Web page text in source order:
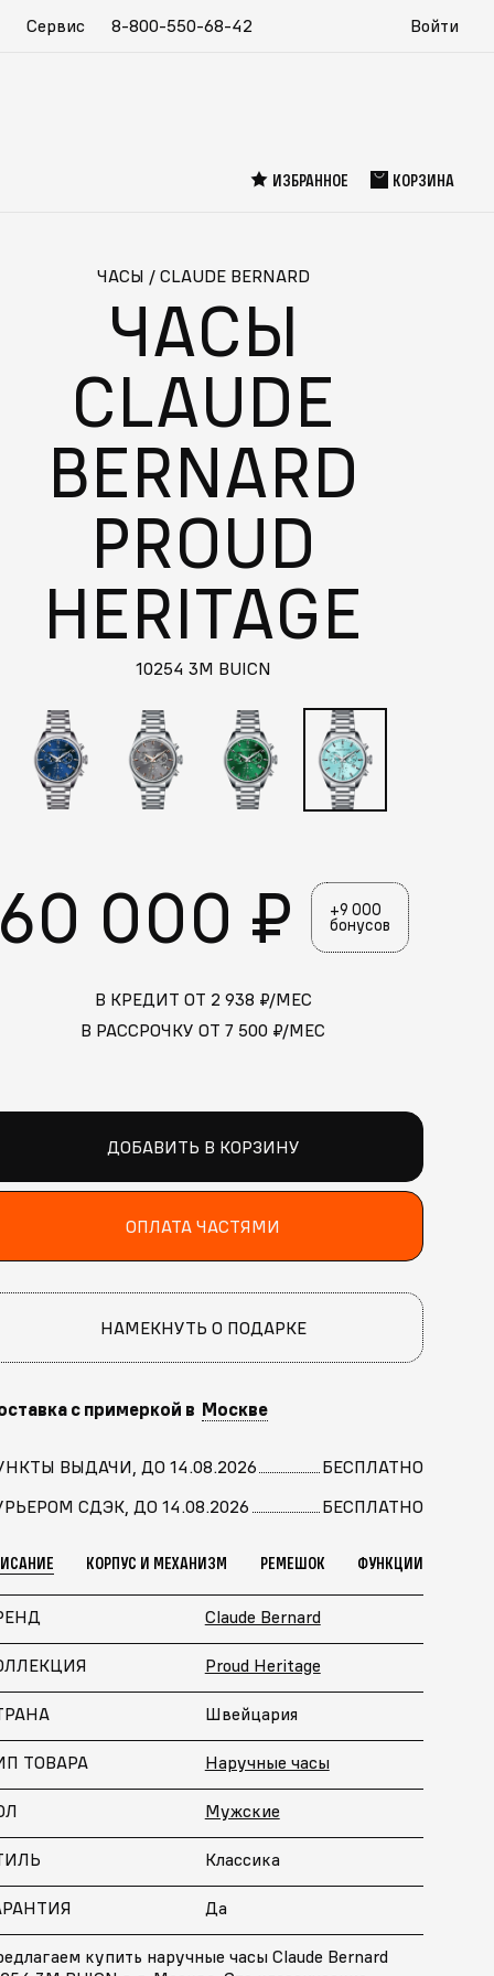
Сервис 8-800-550-68-42 Войти
ИЗБРАННОЕ КОРЗИНА
ЧАСЫ / CLAUDE BERNARD
ЧАСЫ
CLAUDE
BERNARD
PROUD
HERITAGE
10254 3M BUICN
60 000 ₽ +9 000
бонусов
В КРЕДИТ ОТ 2 938 ₽/МЕС
В РАССРОЧКУ ОТ 7 500 ₽/МЕС
ДОБАВИТЬ В КОРЗИНУ
ОПЛАТА ЧАСТЯМИ
НАМЕКНУТЬ О ПОДАРКЕ
с примеркой в Москве
ВЫДАЧИ, ДО 14.08.2026
БЕСПЛАТНО
СДЭК, ДО 14.08.2026
БЕСПЛАТНО
КОРПУС И МЕХАНИЗМ РЕМЕШОК ФУНКЦИИ
Claude Bernard
Proud Heritage
Швейцария
ТОВАРА Наручные часы
Мужские
Классика
Да
купить наручные часы Claude Bernard